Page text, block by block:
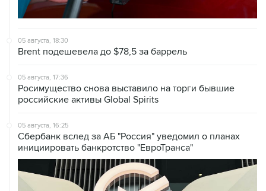
05 августа, 18:30
Brent подешевела до $78,5 за баррель
05 августа, 17:36
Росимущество снова выставило на торги бывшие
российские активы Global Spirits
05 августа, 16:25
Сбербанк вслед за АБ "Россия" уведомил о планах
инициировать банкротство "ЕвроТранса"